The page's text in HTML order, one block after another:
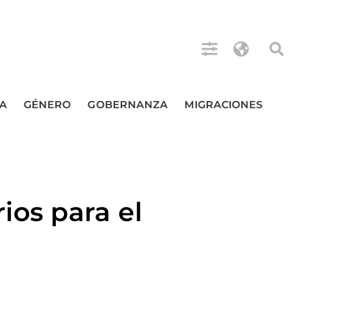
GÉNERO GOBERNANZA MIGRACIONES
para el